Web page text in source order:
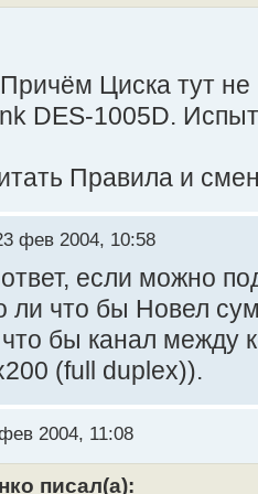
Циска тут
DES-1005D.
Правила и
фев 2004, 10:58
если можно
ли что бы Новел
что бы канал между
(full duplex)).
2004, 11:08
писал(а):